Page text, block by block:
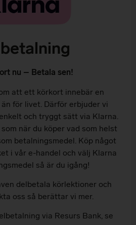
nu – Betala sen!
att ett körkort innebär en
för livet. Därför erbjuder vi
och tryggt sätt via Klarna.
när du köper vad som helst
betalningsmedel. Köp något
i vår e-handel och välj Klarna
så är du igång!
delbetala körlektioner och
oss så berättar vi mer.
via Resurs Bank, se